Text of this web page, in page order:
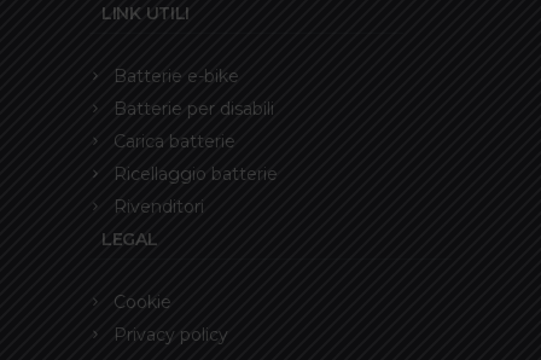
LINK UTILI
Batterie e-bike
Batterie per disabili
Carica batterie
Ricellaggio batterie
Rivenditori
LEGAL
Cookie
Privacy policy